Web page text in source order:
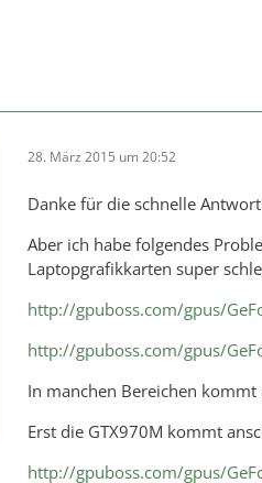
28. März 2015 um 20:52
Danke für die schnelle
Aber ich habe folgendes
Laptopgrafikkarten super
http://gpuboss.com/gpus/
http://gpuboss.com/gpus/
In manchen Bereichen
Erst die GTX970M kommt
http://gpuboss.com/gpus/